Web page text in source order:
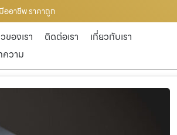
ออาชีพ ราคาถูก
ของเรา ติดต่อเรา
เกี่ยวกับเรา
วาม